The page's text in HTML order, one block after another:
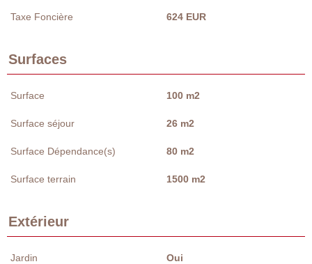
Taxe Foncière 624 EUR
Surfaces
Surface 100 m2
Surface séjour 26 m2
Surface Dépendance(s) 80 m2
Surface terrain 1500 m2
Extérieur
Jardin Oui